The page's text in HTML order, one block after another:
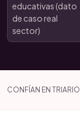
educativas (dato
de caso real
sector)
CONFÍAN EN TRIARIO